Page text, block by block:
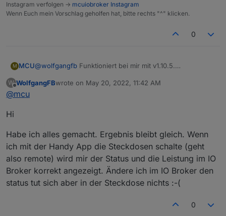
Instagram verfolgen -> mcuiobroker Instagram
Wenn Euch mein Vorschlag geholfen hat, bitte rechts "^" klicken.
0
M MCU@wolfgangfb Funktioniert bei mir mit v1.10.5.
Neustart meross-Instanz?
W WolfgangFBwrote on May 20, 2022, 11:42 AM
last edited by
@mcu
Hi
Habe ich alles gemacht. Ergebnis bleibt gleich. Wenn
ich mit der Handy App die Steckdosen schalte (geht
also remote) wird mir der Status und die Leistung im IO
Broker korrekt angezeigt. Ändere ich im IO Broker den
status tut sich aber in der Steckdose nichts :-(
0